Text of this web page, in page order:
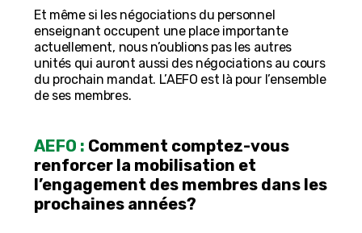
Et même si les négociations du personnel
enseignant occupent une place importante
actuellement, nous n’oublions pas les autres
unités qui auront aussi des négociations au cours
du prochain mandat. L’AEFO est là pour l’ensemble
de ses membres.
AEFO : Comment comptez-vous
renforcer la mobilisation et
l’engagement des membres dans les
prochaines années?